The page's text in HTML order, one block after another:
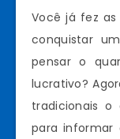
Você já fez
conquistar
pensar o
lucrativo?
tradicionais
para informar